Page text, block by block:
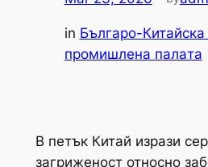
in Българо-
промишлена палaта
В петък Китай изрази
загриженост относно